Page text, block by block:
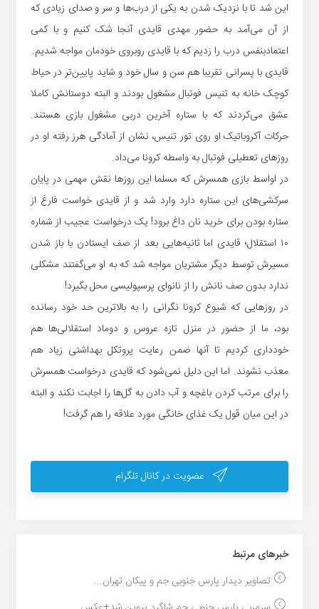
این شد تا با نزدیک شدن به یکی از درب‌ها و سر و صدای زیادی که
از آن می‌آمد به حضور مهدی قایدی آنجا شک کنیم و با کمی
اعتمادبنفس درب را زدیم که با قایدی روبروی خودمان مواجه شدیم.
قایدی با پسرانی تقریبا هم سن و سال خود و شاید پایین‌تر در حیاط
کوچک خانه به تنیس فوتبال مشغول بودند و البته دوستانش کاملا
عشق می‌کردند که با ستاره آخرین دربی مشغول بازی هستند.
حرکات آکروباتیک او روی تور تنیس، نشان از آمادگی هرز رفته او در
روزهای تعطیلی فوتبال به واسطه کرونا می‌داد.
در اواسط بازی همسرش که مسلما این روزها نقش مهمی در پایان
سرکشی‌های این ستاره دارد وارد شد و از قایدی خواست فارغ از
ستاره بودن برای خرید نان داغ برود! یک درخواست عجیب از شماره
۱۰ استقلال؛ قایدی اما ثانیه‌هایی بعد از صف ایستادن با باز شدن
مسیرش توسط دیگر مشتریان مواجه شد که به او می‌گفتند مشکلی
ندارد بدون صف نانش را از نانوای پرسپولیسی محل بگیرد!
در روزهایی که شیوع کرونا نگرانی را به بالاترین حد خود رسانده
بود، ما از حضور در منزل تازه عروس و دوماد استقلالی‌ها هم
خودداری کردیم تا آنها ضمن رعایت پروتکل بهداشتی زیاد هم
معذب نشوند. اما این دلیل نمی‌شود که قایدی درخواست همسرش
را برای مرتب کردن باغچه و آب دادن به گل‌ها را اجابت نکند و البته
در این میان قول یک غذای خانگی مورد علاقه را هم گرفت!
عضویت در کانال تلگرام
خبر‌های مرتبط
تصاویر دیدار پارس جنوبی جم و پیکان تهران...